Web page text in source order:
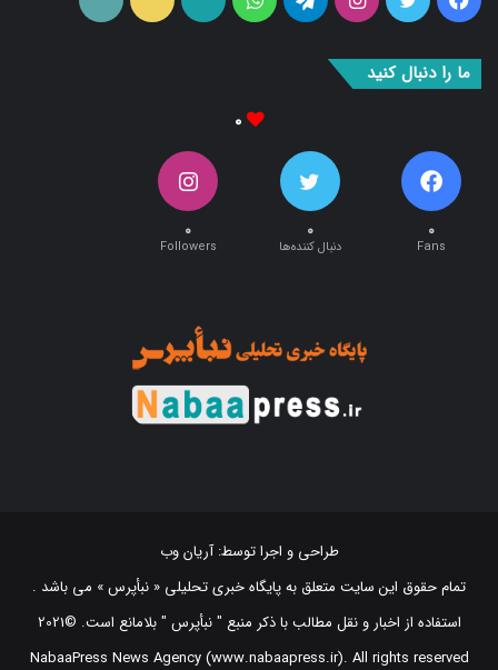
بوک
آپ
۰ ۰ ۰
تمام حقوق این سایت متعلق به پایگاه خبری تحلیلی « نبأپرس » می باشد .
استفاده از اخبار و نقل مطالب با ذکر منبع "‌ نبأپرس " بلامانع است. ©2021
NabaaPress News Agency (www.nabaapress.ir). All rights reserved